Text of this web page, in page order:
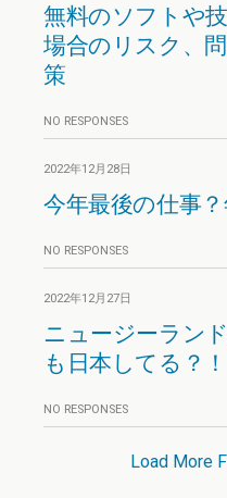
無料のソフトや
場合のリスク、
策
NO RESPONSES
2022年12月28日
今年最後の仕事？
NO RESPONSES
2022年12月27日
ニュージーラン
も日本してる？！
NO RESPONSES
Load More